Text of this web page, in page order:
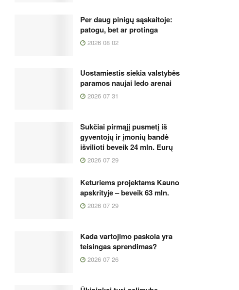
Per daug pinigų sąskaitoje:
patogu, bet ar protinga
2026 08 02
Uostamiestis siekia valstybės
paramos naujai ledo arenai
2026 07 31
Sukčiai pirmąjį pusmetį iš
gyventojų ir įmonių bandė
išvilioti beveik 24 mln. Eurų
2026 07 29
Keturiems projektams Kauno
apskrityje – beveik 63 mln.
2026 07 29
Kada vartojimo paskola yra
teisingas sprendimas?
2026 07 26